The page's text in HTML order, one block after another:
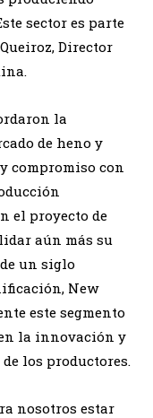
sector es parte
Director
la
de heno y
compromiso con
el proyecto de
aún más su
un siglo
New
este segmento
la innovación y
los productores.
nosotros estar